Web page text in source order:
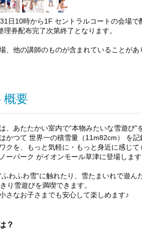
日10時から1F セントラルコートの会場で
券配布完了次第終了となります。
、他の講師のものが含まれていることがあ
概要
、あたたかい室内で“本物みたいな雪遊び”
かつて 世界一の積雪量（11m82cm） を記
クを、もっと気軽に・もっと身近に感じて
ーパーク がイオンモール草津に登場します
わふわ雪”に触れたり、雪たまいれで遊ん
り雪遊びを満喫できます。
さなお子さまでも安心して楽しめます♪
？